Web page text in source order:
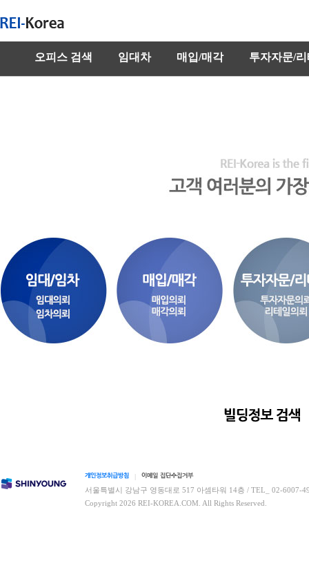
오피스 검색 임대차 매입/매각 투자자문/
서울특별시 강남구 영동대로 517 아셈타워 14층 / TEL_ 02-6007-
Copyright 2026 REI-KOREA.COM. All Rights Reserved.